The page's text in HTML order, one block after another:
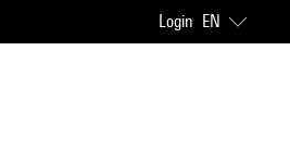
Login EN